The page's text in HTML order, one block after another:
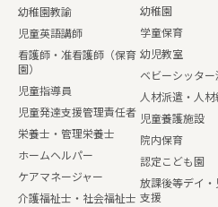
幼稚園教諭
児童英語講師
看護師・准看護師（保育
園）
児童指導員
児童発達支援管理責任者
栄養士・管理栄養士
ホームヘルパー
ケアマネージャー
介護福祉士・社会福祉士
幼稚園
学童保育
幼児教室
ベビーシッター
人材派遣・人材
児童養護施設
院内保育
認定こども園
放課後等デイ
支援